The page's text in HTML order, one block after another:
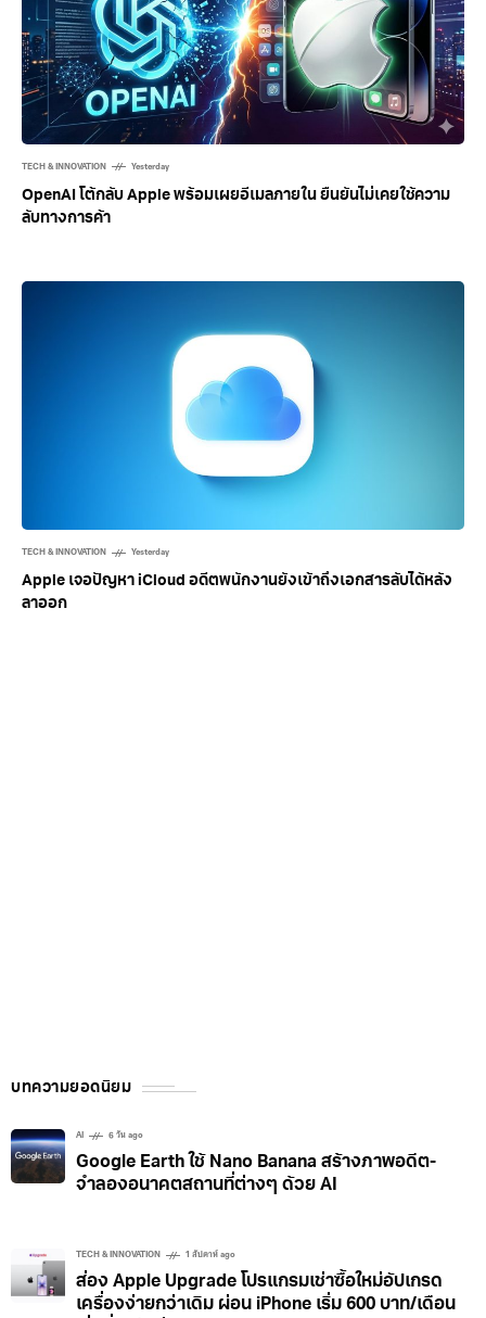
TECH & INNOVATION Yesterday
OpenAI โต้กลับ Apple พร้อมเผยอีเมลภายใน ยืนยันไม่เคยใช้ความ
ลับทางการค้า
TECH & INNOVATION Yesterday
Apple เจอปัญหา iCloud อดีตพนักงานยังเข้าถึงเอกสารลับได้หลัง
ลาออก
บทความยอดนิยม
AI 6 วัน ago
Google Earth ใช้ Nano Banana สร้างภาพอดีต-
จำลองอนาคตสถานที่ต่างๆ ด้วย AI
TECH & INNOVATION 1 สัปดาห์ ago
ส่อง Apple Upgrade โปรแกรมเช่าซื้อใหม่อัปเกรด
เครื่องง่ายกว่าเดิม ผ่อน iPhone เริ่ม 600 บาท/เดือน